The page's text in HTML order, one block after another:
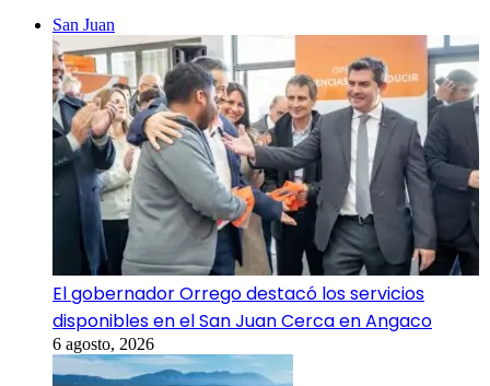
San Juan
El gobernador Orrego destacó los servicios
disponibles en el San Juan Cerca en Angaco
6 agosto, 2026